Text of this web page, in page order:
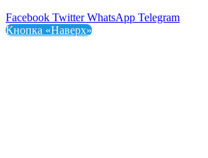
Facebook Twitter WhatsApp Telegram
Кнопка «Наверх»